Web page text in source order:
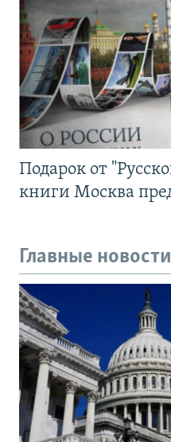
Подарок от
книги Москва
Главные новости